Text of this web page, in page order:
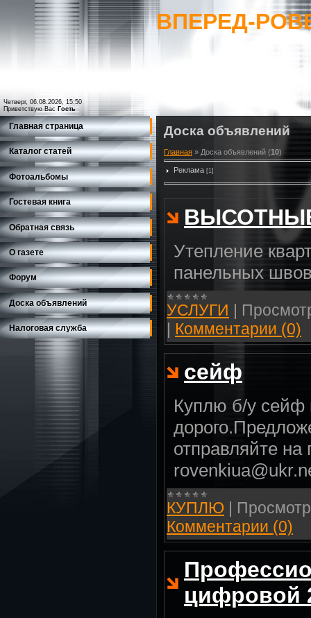
Четверг, 06.08.2026, 15:50
Приветствую Вас Гость
ВПЕРЕД-
Главная страница
Каталог статей
Фотоальбомы
Гостевая книга
Обратная связь
О газете
Форум
Доска объявлений
Налоговая служба
Доска объявлений
Главная » Доска объявлений (10)
Реклама [1]
Утепление
панельных
УСЛУГИ
Комментарии (0)
сейф
Куплю б/у сейф
отправляйте на
КУПЛЮ
Комментарии (0)
цифровой